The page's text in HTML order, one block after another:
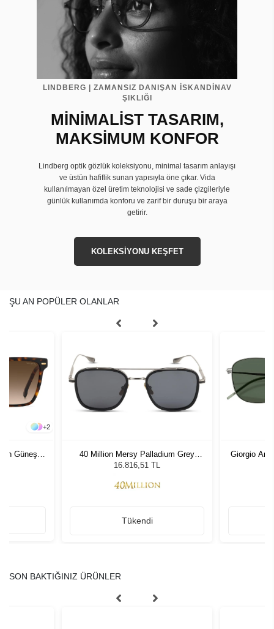
LINDBERG | ZAMANSIZ DANIŞAN İSKANDİNAV
ŞIKLIĞI
MİNİMALİST TASARIM,
MAKSİMUM KONFOR
Lindberg optik gözlük koleksiyonu, minimal tasarım anlayışı
ve üstün hafiflik sunan yapısıyla öne çıkar. Vida
kullanılmayan özel üretim teknolojisi ve sade çizgileriyle
günlük kullanımda konforu ve zarif bir duruşu bir araya
getirir.
KOLEKSİYONU KEŞFET
ŞU AN POPÜLER OLANLAR
+2
Güneş
40 Million Mersy Palladium Grey
Matte Black 610
16.816,51 TL
Tükendi
Giorgio
SON BAKTIĞINIZ ÜRÜNLER